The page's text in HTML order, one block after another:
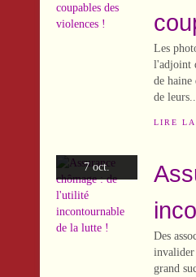
Les
l'adjoint
de haine
de
LIRE LA
7 oct.
Des
invalider
grand